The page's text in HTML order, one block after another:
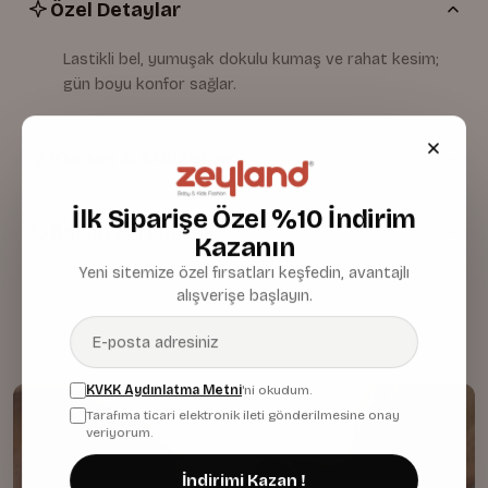
Özel Detaylar
Lastikli bel, yumuşak dokulu kumaş ve rahat kesim;
gün boyu konfor sağlar.
Bakım & Temizlik
İlk Siparişe Özel %10 İndirim
Kazanın
Yeni sitemize özel fırsatları keşfedin, avantajlı
alışverişe başlayın.
KVKK Aydınlatma Metni'ni okudum.
Tarafıma ticari elektronik ileti gönderilmesine onay
veriyorum.
İndirimi Kazan !